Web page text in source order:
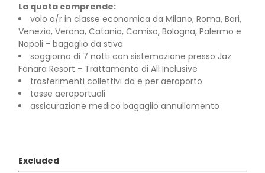
La quota comprende:
volo a/r in classe economica da Milano, Roma, Bari,
Venezia, Verona, Catania, Comiso, Bologna, Palermo e
Napoli - bagaglio da stiva
soggiorno di 7 notti con sistemazione presso Jaz
Fanara Resort - Trattamento di All Inclusive
trasferimenti collettivi da e per aeroporto
tasse aeroportuali
assicurazione medico bagaglio annullamento
Excluded